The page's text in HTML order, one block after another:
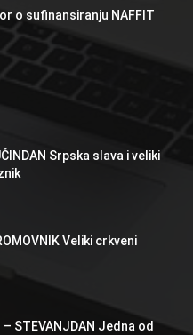
o sufinansiranju NAFFIT
Srpska slava i veliki
Veliki crkveni
– STEVANJDAN Jedna od